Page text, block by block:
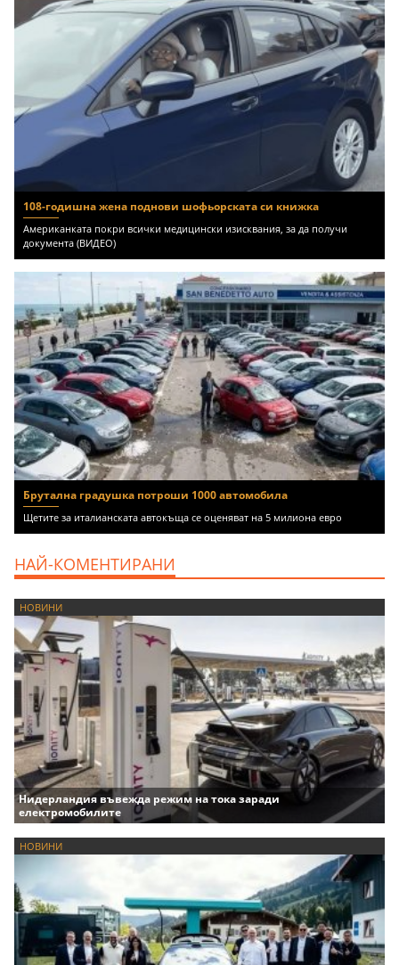
108-годишна жена поднови шофьорската си книжка
Американката покри всички медицински изисквания, за да получи
документа (ВИДЕО)
Брутална градушка потроши 1000 автомобила
Щетите за италианската автокъща се оценяват на 5 милиона евро
НАЙ-КОМЕНТИРАНИ
НОВИНИ
Нидерландия въвежда режим на тока заради
електромобилите
НОВИНИ